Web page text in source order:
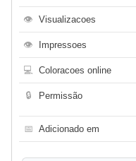
👁 Visualizacoes
👁 Impressoes
💻 Coloracoes online
🔒 Permissão
📅 Adicionado em